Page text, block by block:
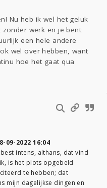
Nu heb ik wel het geluk
zonder werk en je bent
een hele andere
wel over hebben, want
hoe het gaat qua
09-2022 16:04
intens, althans, dat vind
is het plots opgebeld
te hebben; dat
mijn dagelijkse dingen en